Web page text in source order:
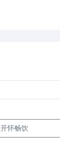
开怀畅饮